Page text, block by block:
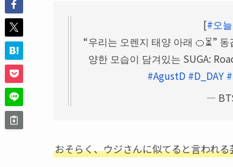
[#오
“우리는 오렌지 태양 아래 🍊⏳”
양한 모습이 담겨있는 SUGA:
#AgustD #D_DAY
—
おそらく、ウジさんに似てると言われ